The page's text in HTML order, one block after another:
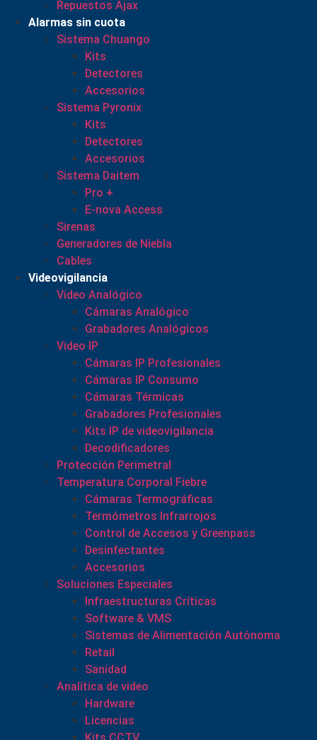
Repuestos Ajax
Alarmas sin cuota
Sistema Chuango
Kits
Detectores
Accesorios
Sistema Pyronix
Kits
Detectores
Accesorios
Sistema Daitem
Pro +
E-nova Access
Sirenas
Generadores de Niebla
Cables
Videovigilancia
Video Analógico
Cámaras Analógico
Grabadores Analógicos
Video IP
Cámaras IP Profesionales
Cámaras IP Consumo
Cámaras Térmicas
Grabadores Profesionales
Kits IP de videovigilancia
Decodificadores
Protección Perimetral
Temperatura Corporal Fiebre
Cámaras Termográficas
Termómetros Infrarrojos
Control de Accesos y Greenpass
Desinfectantes
Accesorios
Soluciones Especiales
Infraestructuras Críticas
Software & VMS
Sistemas de Alimentación Autónoma
Retail
Sanidad
Analítica de video
Hardware
Licencias